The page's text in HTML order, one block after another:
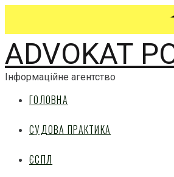
ADVOKAT
Інформаційне агентство
ГОЛОВНА
СУДОВА ПРАКТИКА
ЄСПЛ